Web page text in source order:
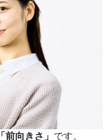
「前向きさ」 です。